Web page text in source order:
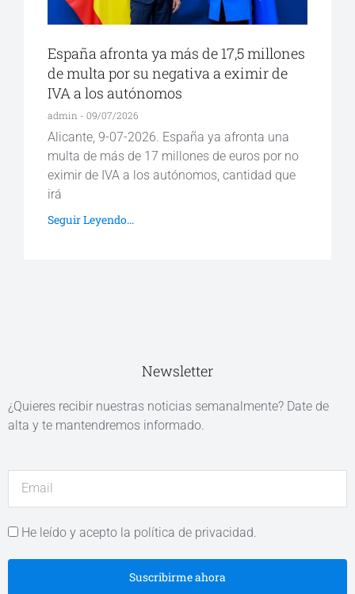
España afronta ya más de 17,5 millones
de multa por su negativa a eximir de
IVA a los autónomos
admin 09/07/2026
Alicante, 9-07-2026. España ya afronta una
multa de más de 17 millones de euros por no
eximir de IVA a los autónomos, cantidad que
irá
Seguir Leyendo...
Newsletter
¿Quieres recibir nuestras noticias semanalmente? Date de
alta y te mantendremos informado.
He leído y acepto la política de privacidad.
Suscribirme ahora